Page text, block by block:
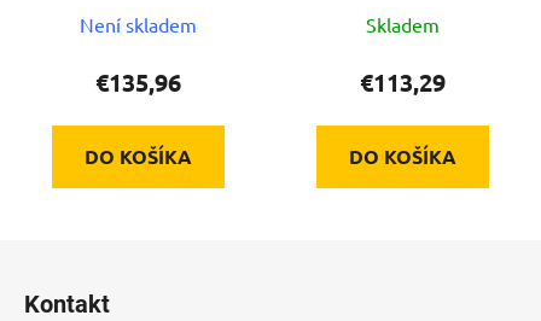
Není skladem
€135,96
DO KOŠÍKA
Skladem
€113,29
DO KOŠÍKA
Kontakt